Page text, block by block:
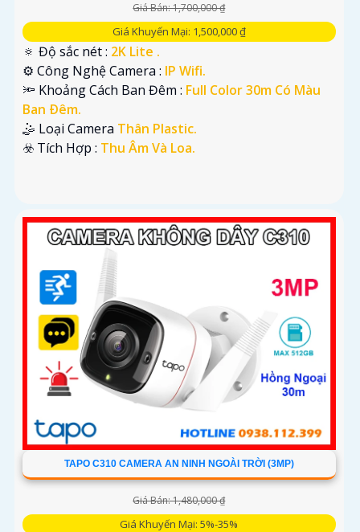
Giá Bán: 1,700,000 ₫
Giá Khuyến Mại: 1,500,000 ₫
🔅 Độ sắc nét : 2K Lite .
⚙ Công Nghệ Camera : IP Wifi.
🔦 Khoảng Cách Ban Đêm : Full Color 30m Có Màu
Ban Ðêm.
🤹 Loại Camera Thân Plastic.
️☣️ Tích Hợp : Thu Âm Và Loa.
TAPO C310 CAMERA AN NINH NGOÀI TRỜI (3MP)
Giá Bán: 1,480,000 ₫
Giá Khuyến Mại: 5%-35%